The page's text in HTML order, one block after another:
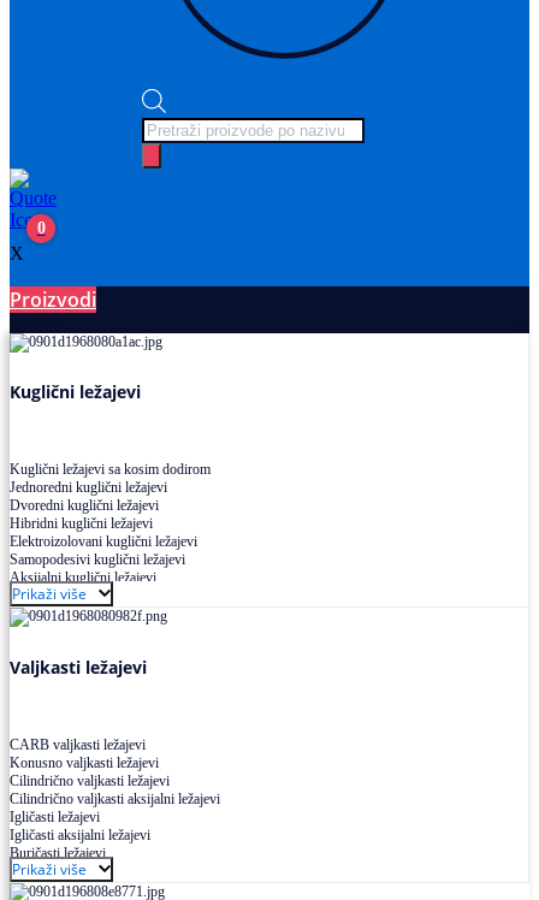
Products
search
0
X
Proizvodi
Kuglični ležajevi
Kuglični ležajevi sa kosim dodirom
Jednoredni kuglični ležajevi
Dvoredni kuglični ležajevi
Hibridni kuglični ležajevi
Elektroizolovani kuglični ležajevi
Samopodesivi kuglični ležajevi
Aksijalni kuglični ležajevi
Kuglični ležajevi od nerđajućeg čelika
Prikaži više
Valjkasti ležajevi
CARB valjkasti ležajevi
Konusno valjkasti ležajevi
Cilindrično valjkasti ležajevi
Cilindrično valjkasti aksijalni ležajevi
Igličasti ležajevi
Igličasti aksijalni ležajevi
Buričasti ležajevi
Buričasti zaptiveni ležajevi
Buričasti aksijalni ležajevi
Prikaži više